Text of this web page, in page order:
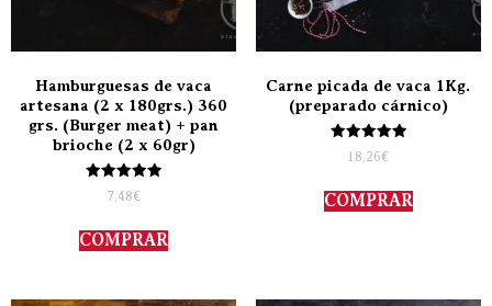
Hamburguesas de vaca
artesana (2 x 180grs.) 360
grs. (Burger meat) + pan
brioche (2 x 60gr)
Valorado
con
de 5
7,48€
COMPRAR
Carne picada de vaca 1Kg.
(preparado cárnico)
Valorado
con
de 5
18,26€
COMPRAR